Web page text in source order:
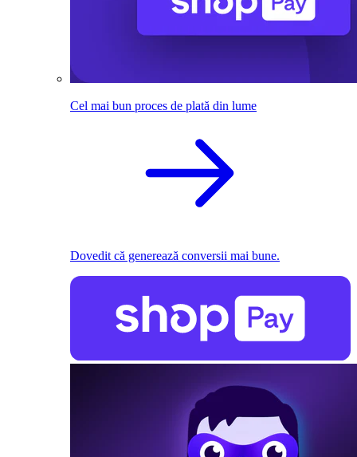
Cel mai bun proces de plată din lume
Dovedit că generează conversii mai bune.